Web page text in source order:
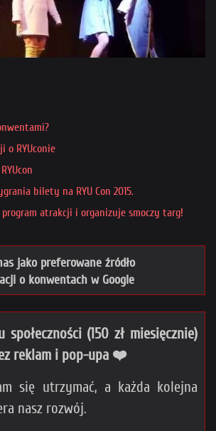
o RYUconie
bilety na RYU Con 2015.
program atrakcji i organizuje smoczy targ!
jako preferowane źródło
o konwentach w Google
społeczności (150 zł miesięcznie)
reklam i pop-upa ❤️
się utrzymać, a każda kolejna
nasz rozwój.